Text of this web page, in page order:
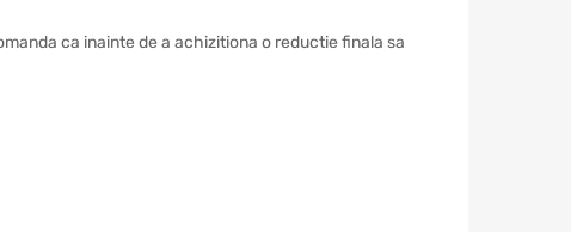
ca inainte de a achizitiona o reductie finala sa